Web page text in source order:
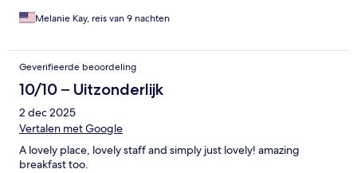
Melanie Kay, reis van 9 nachten
Geverifieerde beoordeling
10/10 – Uitzonderlijk
2 dec 2025
Vertalen met Google
A lovely place, lovely staff and simply just lovely! amazing
breakfast too.